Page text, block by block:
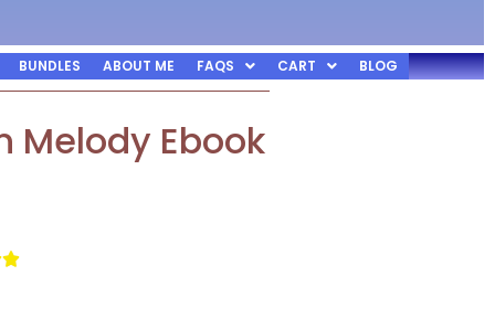
BUNDLES ABOUT ME FAQS CART BLOG
Melody Ebook
